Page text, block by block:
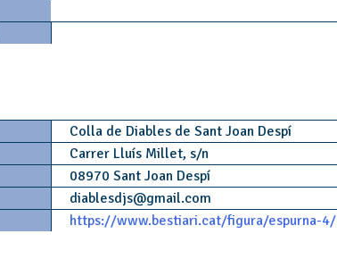
Colla de Diables de Sant Joan Despí
Carrer Lluís Millet, s/n
08970 Sant Joan Despí
diablesdjs@gmail.com
https://www.bestiari.cat/figura/espurna-4/